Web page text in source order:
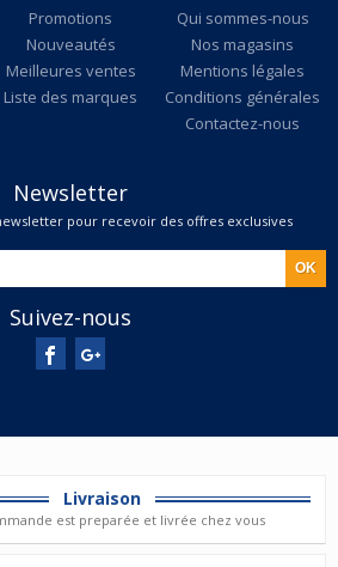
Promotions
Nouveautés
Meilleures ventes
Liste des marques
Qui sommes-nous
Nos magasins
Mentions légales
Conditions générales
Contactez-nous
Newsletter
pour recevoir des offres exclusives
Suivez-nous
Livraison
est preparée et livrée chez vous